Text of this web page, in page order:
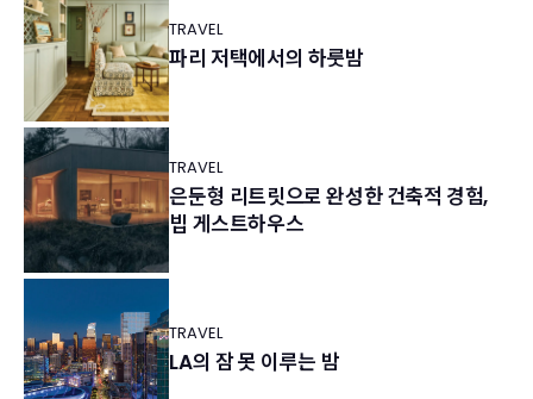
TRAVEL
파리 저택에서의 하룻밤
TRAVEL
은둔형 리트릿으로 완성한 건축적 경험,
빕 게스트하우스
TRAVEL
LA의 잠 못 이루는 밤